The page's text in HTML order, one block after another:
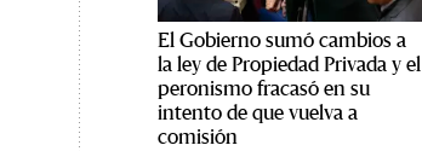
El Gobierno sumó cambios a
la ley de Propiedad Privada y el
peronismo fracasó en su
intento de que vuelva a
comisión